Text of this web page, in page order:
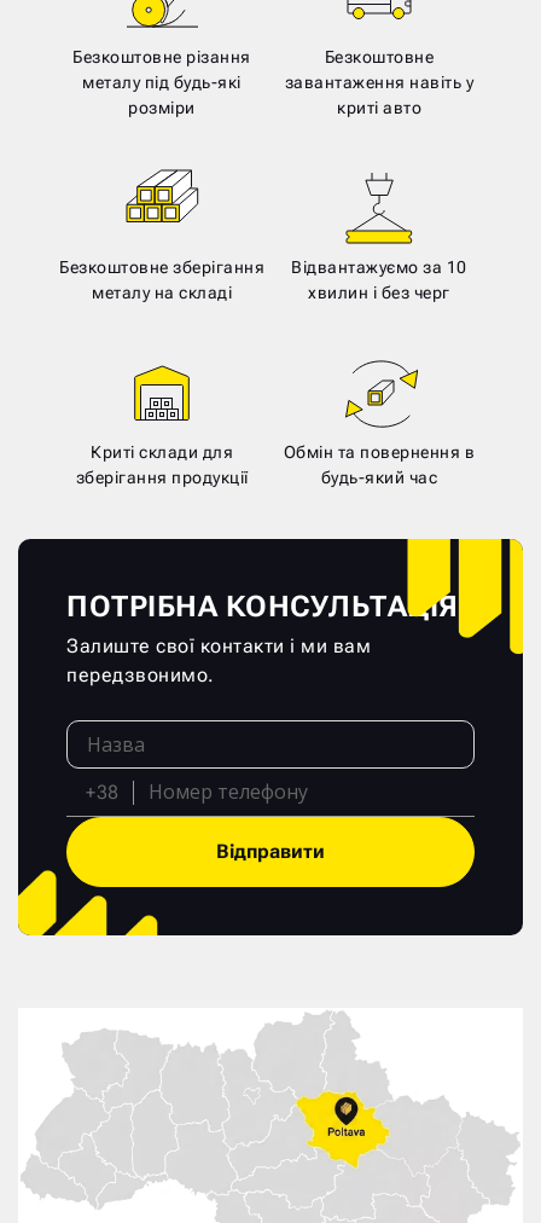
Безкоштовне різання
металу під будь-які
розміри
Безкоштовне
завантаження навіть у
криті авто
Безкоштовне зберігання
металу на складі
Відвантажуємо за 10
хвилин і без черг
Криті склади для
зберігання продукції
Обмін та повернення в
будь-який час
ПОТРІБНА КОНСУЛЬТАЦІЯ?
Залиште свої контакти і ми вам
передзвонимо.
+38
Відправити